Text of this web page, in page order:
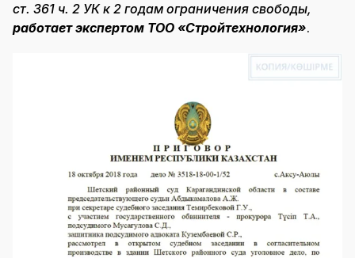
ст. 361 ч. 2 УК к 2 годам ограничения свободы,
работает экспертом ТОО «Стройтехнология».